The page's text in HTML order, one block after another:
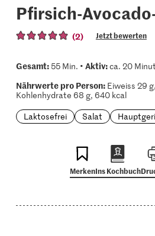
Pfirsich-
(2) Jetzt bewerten
Gesamt:55 Min. • Aktiv:ca. 20
Nährwerte pro Person:Eiweiss 29
Kohlenhydrate 68 g, 640 kcal
Laktosefrei
Salat
MerkenIns Kochbuch